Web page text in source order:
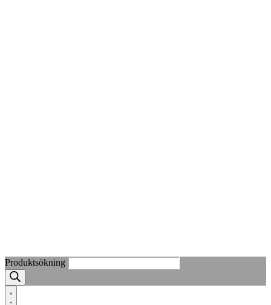
Produktsökning